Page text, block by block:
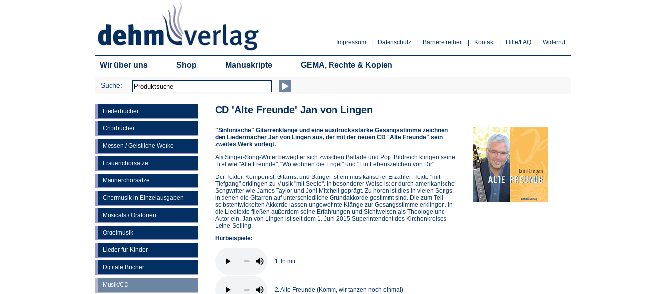
Widerruf
Hilfe/FAQ
Kontakt
Barrierefreiheit
Datenschutz
Impressum
Wir über uns Shop Manuskripte GEMA, Rechte & Kopien
Suche:
Liederbücher
Chorbücher
Messen / Geistliche Werke
Frauenchorsätze
Männerchorsätze
Chormusik in Einzelausgaben
Musicals / Oratorien
Orgelmusik
Lieder für Kinder
Digitale Bücher
Musik/CD
CD 'Alte Freunde' Jan von Lingen
"Sinfonische" Gitarrenklänge und eine ausdrucksstarke Gesangsstimme zeichnen
den Liedermacher Jan von Lingen aus, der mit der neuen CD "Alte Freunde" sein
zweites Werk vorlegt.
Als Singer-Song-Writer bewegt er sich zwischen Ballade und Pop. Bildreich klingen seine
Titel wie "Alte Freunde", "Wo wohnen die Engel" und "Ein Lebenszeichen von Dir".
Der Texter, Komponist, Gitarrist und Sänger ist ein musikalischer Erzähler: Texte "mit
Tiefgang" erklingen zu Musik "mit Seele". In besonderer Weise ist er durch amerikanische
Songwriter wie James Taylor und Joni Mitchell geprägt. Zu hören ist dies in vielen Songs,
in denen die Gitarren auf unterschiedliche Grundakkorde gestimmt sind. Die zum Teil
selbstentwickelten Akkorde lassen ungewohnte Klänge zur Gesangsstimme erklingen. In
die Liedtexte fließen außerdem seine Erfahrungen und Sichtweisen als Theologe und
Autor ein. Jan von Lingen ist seit dem 1. Juni 2015 Superintendent des Kirchenkreises
Leine-Solling.
Hürbeispiele:
1. In mir
2. Alte Freunde (Komm, wir tanzen noch einmal)